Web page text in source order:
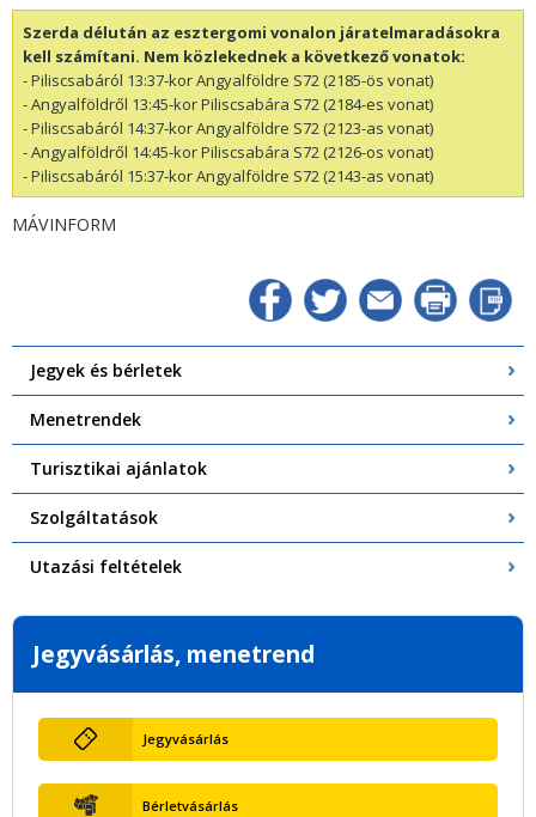
Szerda délután az esztergomi vonalon járatelmaradásokra
kell számítani. Nem közlekednek a következő vonatok:
- Piliscsabáról 13:37-kor Angyalföldre S72 (2185-ös vonat)
- Angyalföldről 13:45-kor Piliscsabára S72 (2184-es vonat)
- Piliscsabáról 14:37-kor Angyalföldre S72 (2123-as vonat)
- Angyalföldről 14:45-kor Piliscsabára S72 (2126-os vonat)
- Piliscsabáról 15:37-kor Angyalföldre S72 (2143-as vonat)
MÁVINFORM
Jegyek és bérletek
Menetrendek
Turisztikai ajánlatok
Szolgáltatások
Utazási feltételek
Jegyvásárlás, menetrend
Jegyvásárlás
Bérletvásárlás